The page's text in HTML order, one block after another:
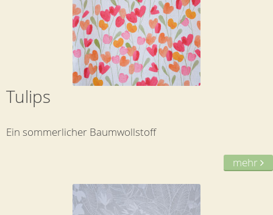
Tulips
Ein sommerlicher Baumwollstoff
mehr